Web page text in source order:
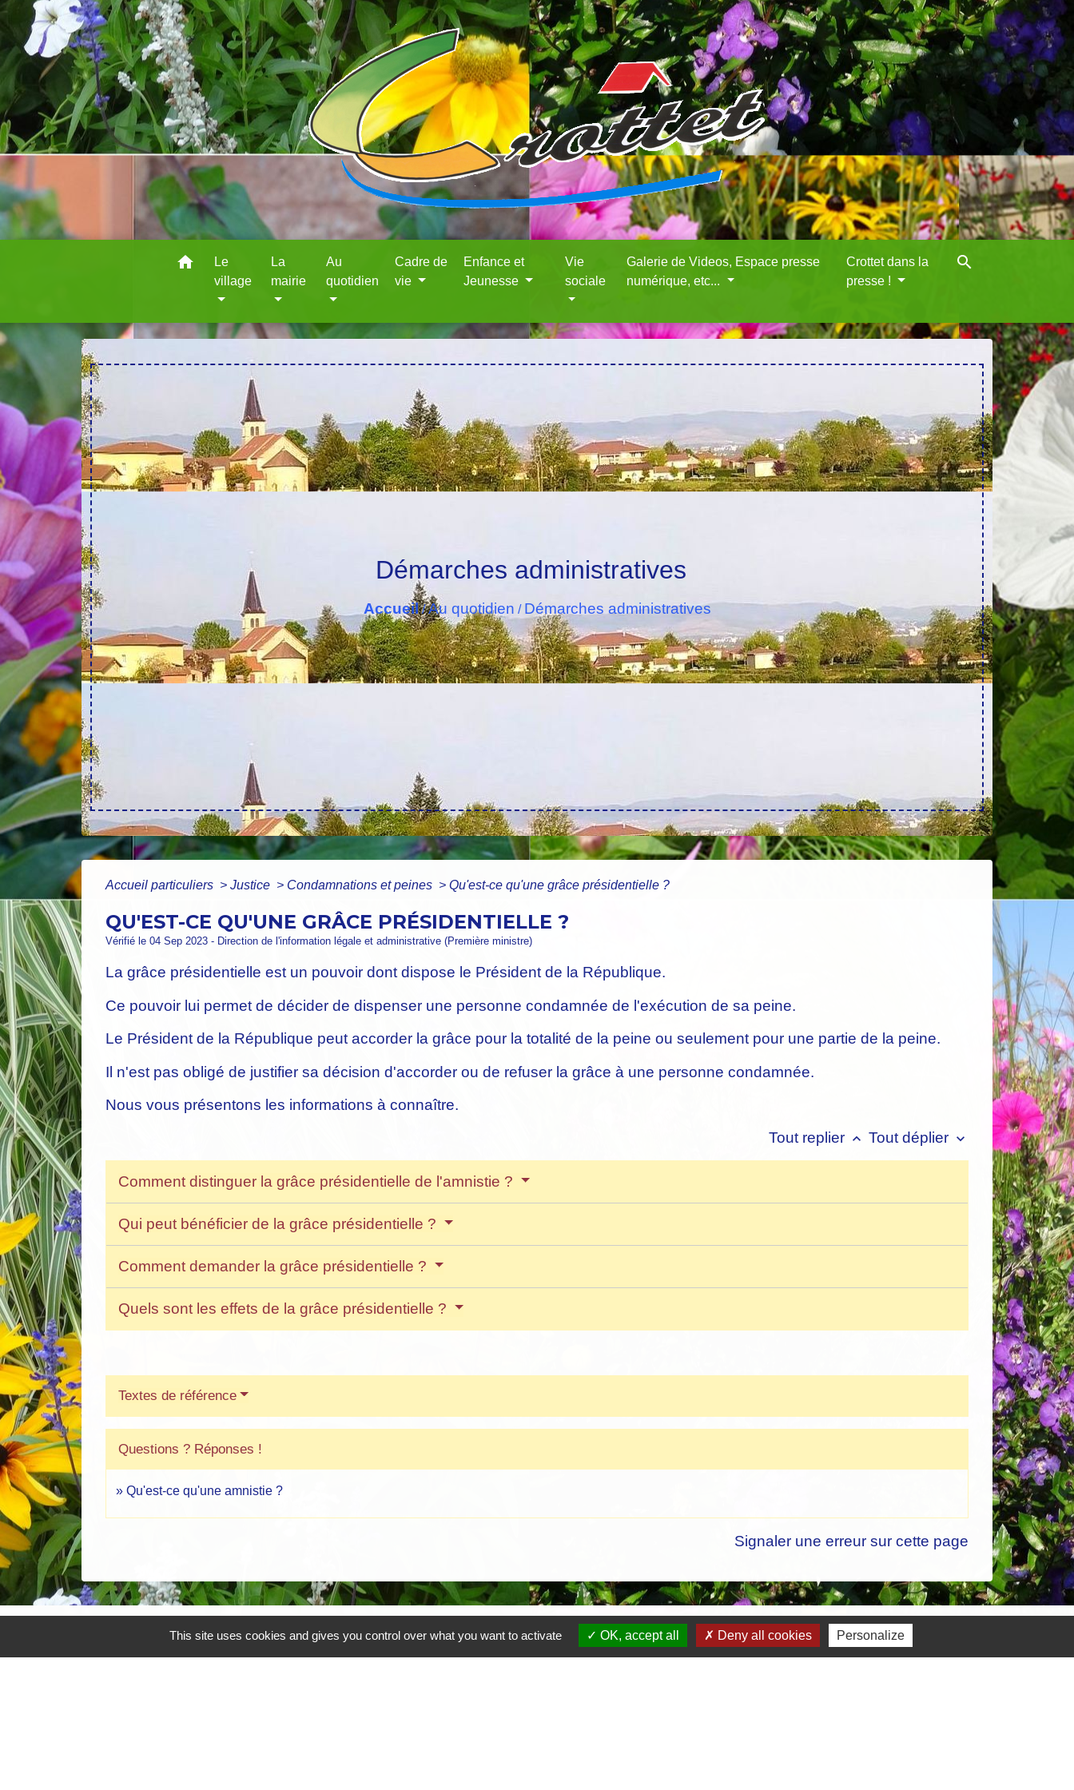
home
Le
village
La
mairie
Au
quotidien
Cadre de
vie
Enfance et
Jeunesse
Vie
sociale
Galerie de Videos, Espace presse
numérique, etc...
Crottet dans la
presse !
search
Démarches administratives
Accueil/Au quotidien / Démarches administratives
Accueil particuliers > Justice > Condamnations et peines > Qu'est-ce qu'une grâce présidentielle ?
QU'EST-CE QU'UNE GRÂCE PRÉSIDENTIELLE ?
Vérifié le 04 Sep 2023 - Direction de l'information légale et administrative (Première ministre)
La grâce présidentielle est un pouvoir dont dispose le Président de la République.
Ce pouvoir lui permet de décider de dispenser une personne condamnée de l'exécution de sa peine.
Le Président de la République peut accorder la grâce pour la totalité de la peine ou seulement pour une partie de la peine.
Il n'est pas obligé de justifier sa décision d'accorder ou de refuser la grâce à une personne condamnée.
Nous vous présentons les informations à connaître.
Tout replier keyboard_arrow_up Tout déplier keyboard_arrow_down
Comment distinguer la grâce présidentielle de l'amnistie ?
Qui peut bénéficier de la grâce présidentielle ?
Comment demander la grâce présidentielle ?
Quels sont les effets de la grâce présidentielle ?
Textes de référence
Questions ? Réponses !
Qu'est-ce qu'une amnistie ?
Signaler une erreur sur cette page
Contacts
Mairie de Crottet
This site uses cookies and gives you control over what you want to activate OK, accept all Deny all cookies Personalize